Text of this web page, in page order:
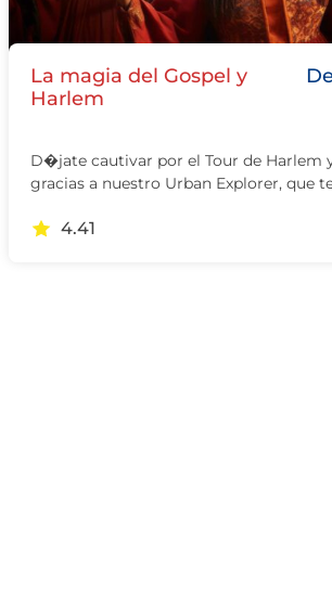
La magia del Gospel y
Harlem
D�jate cautivar por el Tour de Harlem
gracias a nuestro Urban Explorer, que
4.41